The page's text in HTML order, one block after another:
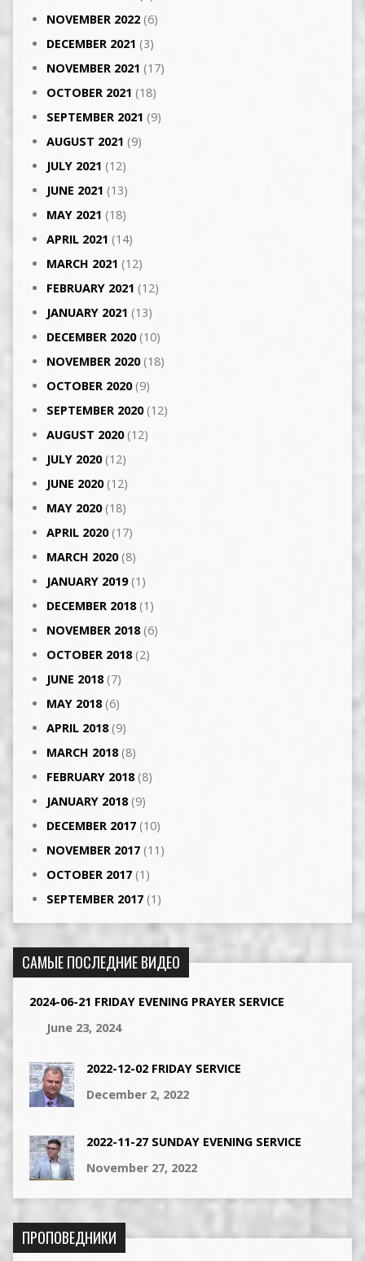
NOVEMBER 2022 (6)
DECEMBER 2021 (3)
NOVEMBER 2021 (17)
OCTOBER 2021 (18)
SEPTEMBER 2021 (9)
AUGUST 2021 (9)
JULY 2021 (12)
JUNE 2021 (13)
MAY 2021 (18)
APRIL 2021 (14)
MARCH 2021 (12)
FEBRUARY 2021 (12)
JANUARY 2021 (13)
DECEMBER 2020(10)
NOVEMBER 2020(18)
OCTOBER 2020(9)
SEPTEMBER 2020(12)
AUGUST 2020(12)
JULY 2020(12)
JUNE 2020(12)
MAY 2020(18)
APRIL 2020(17)
MARCH 2020(8)
JANUARY 2019(1)
DECEMBER 2018(1)
NOVEMBER 2018(6)
OCTOBER 2018(2)
JUNE 2018(7)
MAY 2018(6)
APRIL 2018(9)
MARCH 2018(8)
FEBRUARY 2018(8)
JANUARY 2018(9)
DECEMBER 2017 (10)
NOVEMBER 2017 (11)
OCTOBER 2017 (1)
SEPTEMBER 2017 (1)
САМЫЕ ПОСЛЕДНИЕ ВИДЕО
2024-06-21 FRIDAY EVENING PRAYER SERVICE
June 23, 2024
2022-12-02 FRIDAY SERVICE
December 2, 2022
2022-11-27 SUNDAY EVENING SERVICE
November 27, 2022
ПРОПОВЕДНИКИ